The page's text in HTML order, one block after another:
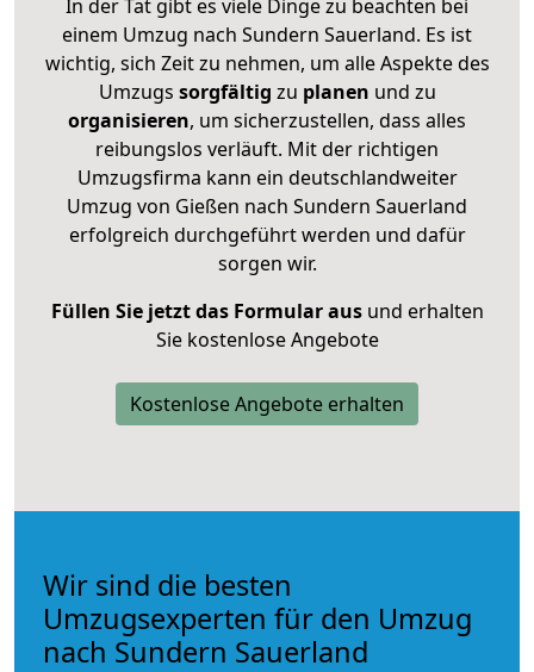
In der Tat gibt es viele Dinge zu beachten bei
einem Umzug nach Sundern Sauerland. Es ist
wichtig, sich Zeit zu nehmen, um alle Aspekte des
Umzugs sorgfältig zu planen und zu
organisieren, um sicherzustellen, dass alles
reibungslos verläuft. Mit der richtigen
Umzugsfirma kann ein deutschlandweiter
Umzug von Gießen nach Sundern Sauerland
erfolgreich durchgeführt werden und dafür
sorgen wir.
Füllen Sie jetzt das Formular ausund erhalten
Sie kostenlose Angebote
Kostenlose Angebote erhalten
Wir sind die besten
Umzugsexperten für den Umzug
nach Sundern Sauerland